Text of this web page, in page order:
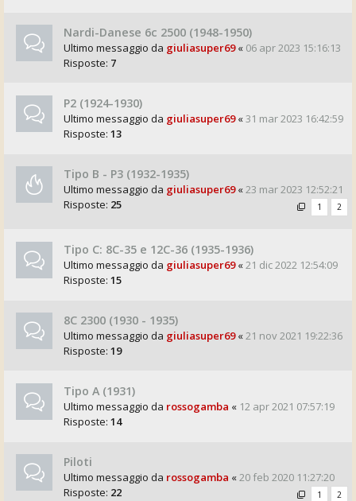
Nardi-Danese 6c 2500 (1948-1950)
Ultimo messaggio da giuliasuper69« 06 apr 2023 15:16:13
Risposte: 7
P2 (1924-1930)
Ultimo messaggio da giuliasuper69«31 mar 2023 16:42:59
Risposte: 13
Tipo B - P3 (1932-1935)
Ultimo messaggio da giuliasuper69«23 mar 2023 12:52:21
Risposte: 25 1 2
Tipo C: 8C-35 e 12C-36 (1935-1936)
Ultimo messaggio da giuliasuper69«21 dic 2022 12:54:09
Risposte: 15
8C 2300 (1930 - 1935)
Ultimo messaggio da giuliasuper69«21 nov 2021 19:22:36
Risposte: 19
Tipo A (1931)
Ultimo messaggio da rossogamba « 12 apr 2021 07:57:19
Risposte: 14
Piloti
Ultimo messaggio da rossogamba «20 feb 2020 11:27:20
Risposte: 22 1 2